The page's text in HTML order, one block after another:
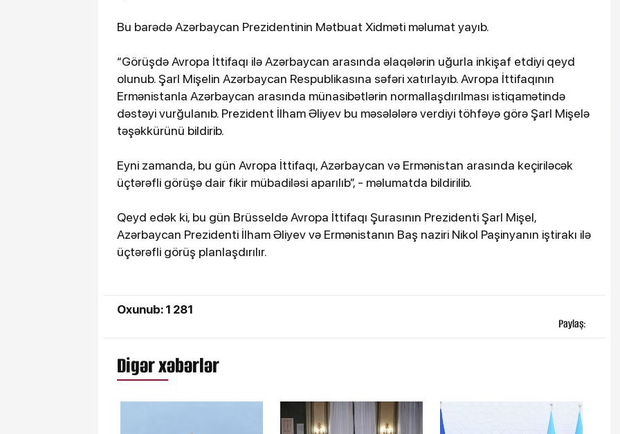
Bu barədə Azərbaycan Prezidentinin Mətbuat Xidməti məlumat yayıb.
“Görüşdə Avropa İttifaqı ilə Azərbaycan arasında əlaqələrin uğurla inkişaf etdiyi qeyd
olunub. Şarl Mişelin Azərbaycan Respublikasına səfəri xatırlayıb. Avropa İttifaqının
Ermənistanla Azərbaycan arasında münasibətlərin normallaşdırılması istiqamətində
dəstəyi vurğulanıb. Prezident İlham Əliyev bu məsələlərə verdiyi töhfəyə görə Şarl Mişelə
təşəkkürünü bildirib.
Eyni zamanda, bu gün Avropa İttifaqı, Azərbaycan və Ermənistan arasında keçiriləcək
üçtərəfli görüşə dair fikir mübadiləsi aparılıb”, - məlumatda bildirilib.
Qeyd edək ki, bu gün Brüsseldə Avropa İttifaqı Şurasının Prezidenti Şarl Mişel,
Azərbaycan Prezidenti İlham Əliyev və Ermənistanın Baş naziri Nikol Paşinyanın iştirakı ilə
üçtərəfli görüş planlaşdırılır.
Oxunub: 1 281
Paylaş:
Digər xəbərlər